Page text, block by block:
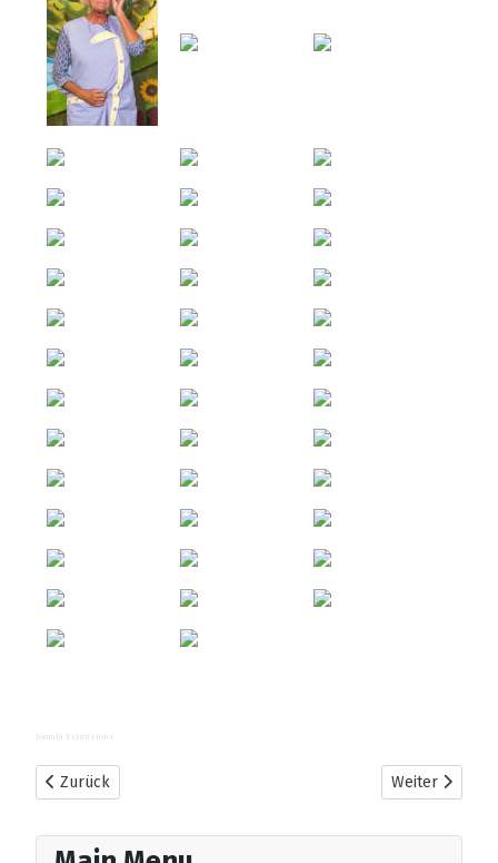
Joomla Extensions
Vorheriger Beitrag: 2016 Ich heirate nie
Zurück Nächster
Weiter